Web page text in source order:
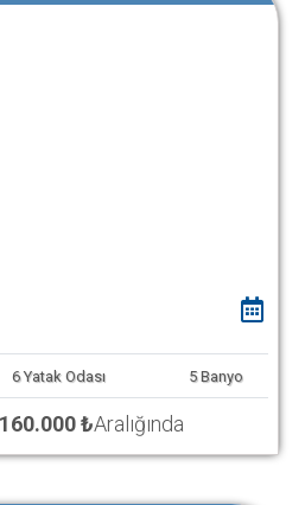
6 Yatak Odası 5 Banyo
160.000 ₺Aralığında